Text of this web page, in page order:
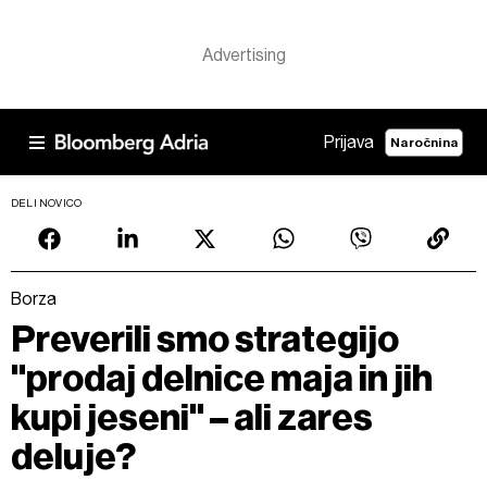
Prijava Naročnina
DELI NOVICO
Borza
Preverili smo strategijo
"prodaj delnice maja in jih
kupi jeseni" – ali zares
deluje?